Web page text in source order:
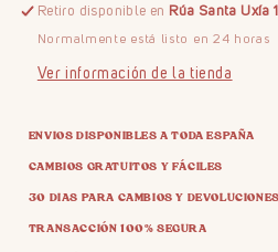
Retiro disponible en Rúa Santa Uxía
Normalmente está listo en 24 horas
Ver información de la tienda
ENVIOS DISPONIBLES A TODA ESPAÑA
CAMBIOS GRATUITOS Y FÁCILES
30 DIAS PARA CAMBIOS Y DEVOLUCIONES
TRANSACCIÓN 100% SEGURA